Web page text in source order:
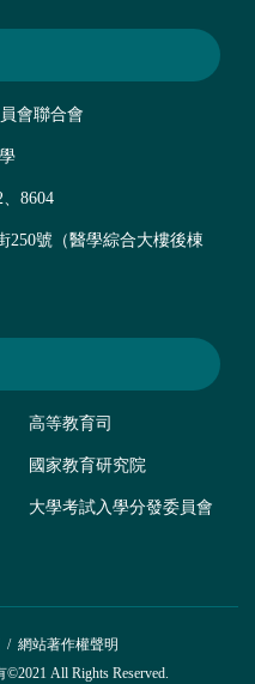
會聯合會
8604
250號（醫學綜合大樓後棟
高等教育司
國家教育研究院
大學考試入學分發委員會
/ 網站著作權聲明
All Rights Reserved.